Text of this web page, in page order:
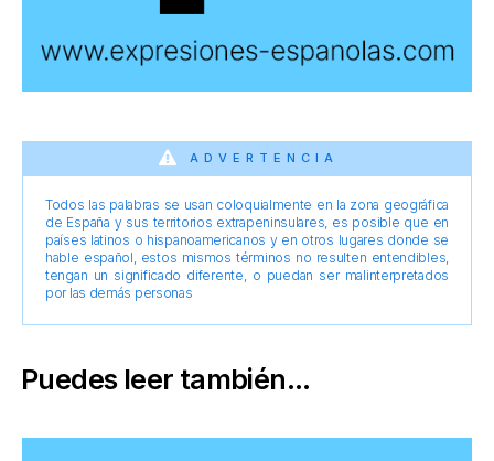
ADVERTENCIA
Todos las palabras se usan coloquialmente en la zona geográfica
de España y sus territorios extrapeninsulares, es posible que en
países latinos o hispanoamericanos y en otros lugares donde se
hable español, estos mismos términos no resulten entendibles,
tengan un significado diferente, o puedan ser malinterpretados
por las demás personas
Puedes leer también...